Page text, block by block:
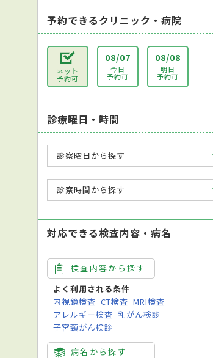
予約できるクリニック・病院
ネット
予約可
08/07
今日
予約可
08/08
明日
予約可
診療曜日・時間
診察曜日から探す
診察時間から探す
対応できる検査内容・病名
検査内容から探す
よく利用される条件
内視鏡検査 CT検査 MRI検査
アレルギー検査 乳がん検診
子宮頸がん検診
病名から探す